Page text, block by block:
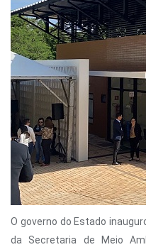
O governo do Estado
da Secretaria de Meio